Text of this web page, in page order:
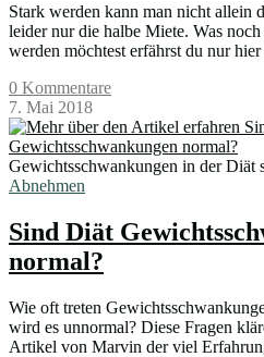
Stark werden kann man nicht allein
leider nur die halbe Miete. Was
werden möchtest erfährst du nur
0 Kommentare
7. Mai 2018
Gewichtsschwankungen in der Diät
Abnehmen
Sind Diät
normal?
Wie oft treten
wird es unnormal? Diese Fragen
Artikel von Marvin der viel